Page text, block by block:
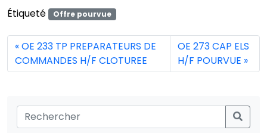
Étiqueté Offre pourvue
OE 233 TP PREPARATEURS DE
COMMANDES H/F CLOTUREE
OE 273 CAP ELS
H/F POURVUE